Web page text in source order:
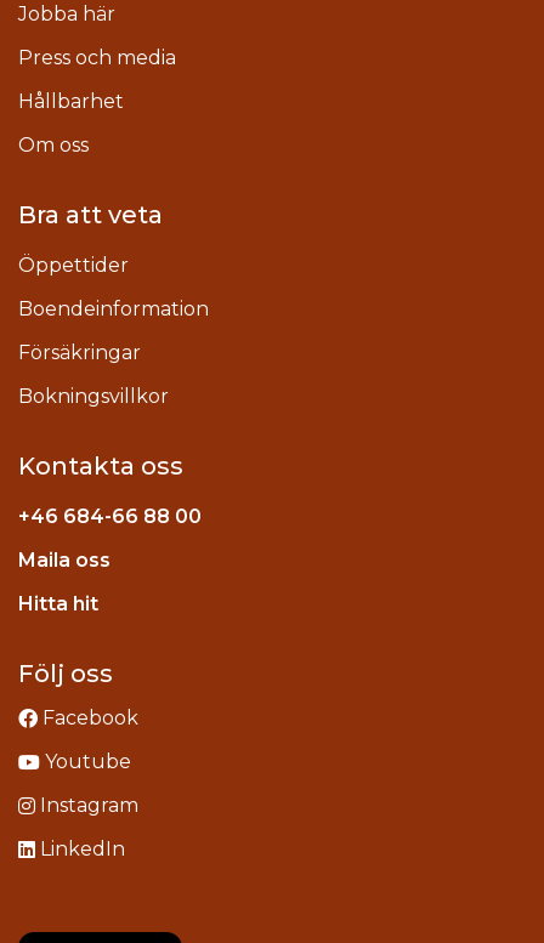
Jobba här
Press och media
Hållbarhet
Om oss
Bra att veta
Öppettider
Boendeinformation
Försäkringar
Bokningsvillkor
Kontakta oss
+46 684-66 88 00
Maila oss
Hitta hitstagram
Följ oss
Facebook
Youtube
Instagram
LinkedIn